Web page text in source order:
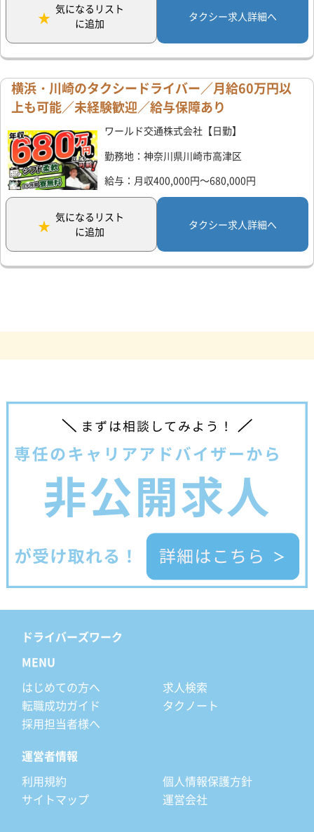
気になるリスト
に追加
タクシー求人詳細へ
横浜・川崎のタクシードライバー／月給60万円以
上も可能／未経験歓迎／給与保障あり
ワールド交通株式会社【日勤】
勤務地：神奈川県川崎市高津区
給与：月収400,000円～680,000円
気になるリスト
に追加
タクシー求人詳細へ
ドライバーズワーク
MENU
はじめての方へ
求人検索
転職成功ガイド
タクノート
採用担当者様へ
運営者情報
利用規約
個人情報保護方針
サイトマップ
運営会社